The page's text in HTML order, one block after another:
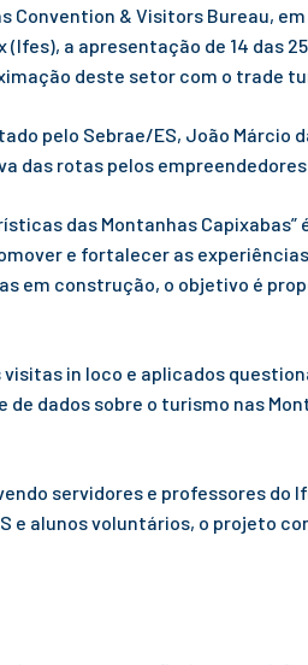
Convention & Visitors Bureau,
(Ifes), a apresentação de 14
deste setor com o trade
pelo Sebrae/ES, João
das rotas pelos
das Montanhas
e fortalecer as
em construção, o objetivo é
in loco e aplicados
dados sobre o turismo nas
servidores e professores
e alunos voluntários, o projeto